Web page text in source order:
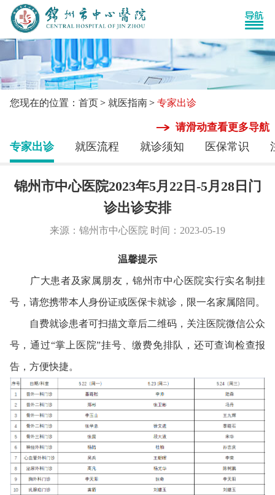
您现在的位置：首页 就医指南 专家出诊
请滑动查看更多导航
专家出诊 就医流程 就诊须知 医保常识
锦州市中心医院2023年5月22日-5月28日门
诊出诊安排
来源：锦州市中心医院 时间：2023-05-19
温馨提示
广大患者及家属朋友，锦州市中心医院实行实名制挂
号，请您携带本人身份证或医保卡就诊，限一名家属陪同。
自费就诊患者可扫描文章后二维码，关注医院微信公众
号，通过“掌上医院”挂号、缴费免排队，还可查询检查报
告，方便快捷。